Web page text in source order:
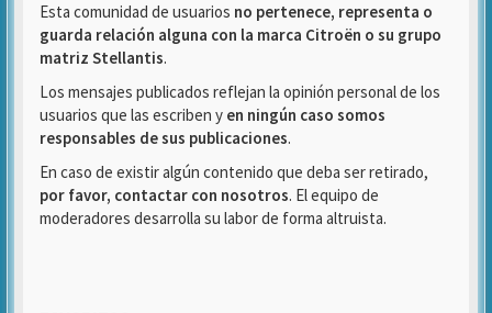
Esta comunidad de usuarios no pertenece, representa o
guarda relación alguna con la marca Citroën o su grupo
matriz Stellantis.
Los mensajes publicados reflejan la opinión personal de los
usuarios que las escriben y en ningún caso somos
responsables de sus publicaciones.
En caso de existir algún contenido que deba ser retirado,
por favor, contactar con nosotros. El equipo de
moderadores desarrolla su labor de forma altruista.